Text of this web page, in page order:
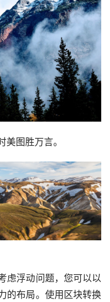
图胜万言。
虑浮动问题，您可以以
的布局。使用区块转换